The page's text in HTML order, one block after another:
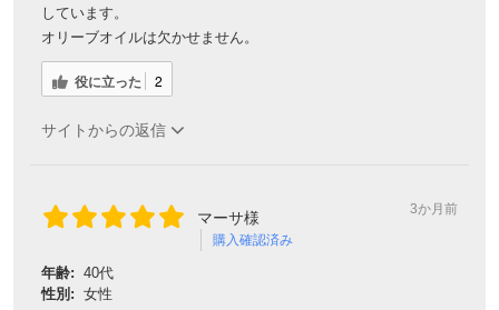
しています。
オリーブオイルは欠かせません。
役に立った 2
サイトからの返信
マーサ様
購入確認済み
3か月前
年齢: 40代
性別: 女性